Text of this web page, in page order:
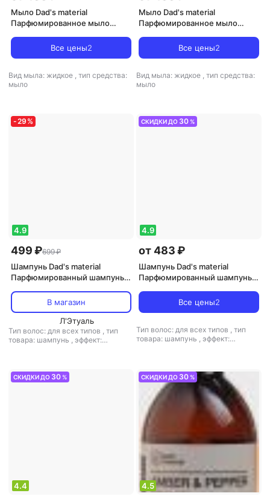
Мыло Dad's material
Парфюмированное мыло
Nectar, Golden Santal & Tonka"
Все цены2
Вид мыла: жидкое , тип средства:
мыло
Мыло Dad's material
Парфюмированное мыло
"Cedarwood Blanc, Cashmere
musk & Black Coral"
Все цены2
Вид мыла: жидкое , тип средства:
мыло
-29 %
4.9
499 ₽699 ₽
Шампунь Dad's material
Парфюмированный шампунь
Black cardamom & Cashmere
250 мл
В магазин
Л'Этуаль
Тип волос: для всех типов , тип
товара: шампунь , эффект:
СКИДКИ ДО 30 %
4.9
от 483 ₽
Шампунь Dad's material
Парфюмированный шампунь
Golden Santal & Tonka 250 мл
Все цены2
Тип волос: для всех типов , тип
товара: шампунь , эффект:
СКИДКИ ДО 30 %
4.4
СКИДКИ ДО 30 %
4.5